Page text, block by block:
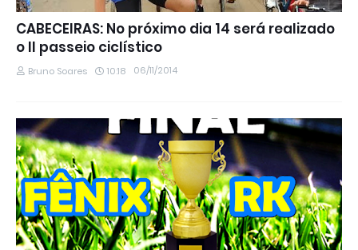
CABECEIRAS: No próximo dia 14 será realizado
o II passeio ciclístico
Bruno Soares 10:18 06/11/2014